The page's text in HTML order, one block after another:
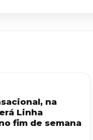
na
Linha
fim de semana